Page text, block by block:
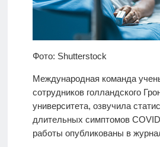
Фото: Shutterstock
Международная команда
сотрудников голландского
университета, озвучила
длительных симптомов
работы опубликованы в